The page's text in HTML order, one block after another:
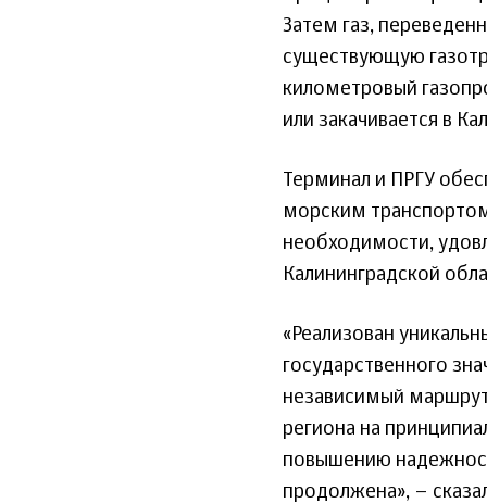
Затем газ,
существующую
километровый
или закачивается в
Терминал и ПРГУ
морским
необходимости,
Калининградской
«Реализован
государственного
независимый маршрут
региона на
повышению
продолжена», –